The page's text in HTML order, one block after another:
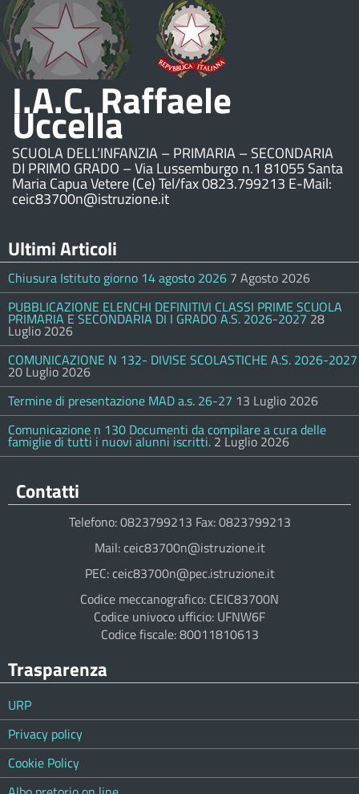
I.A.C. Raffaele
Uccella
SCUOLA DELL’INFANZIA – PRIMARIA – SECONDARIA
DI PRIMO GRADO – Via Lussemburgo n.1 81055 Santa
Maria Capua Vetere (Ce) Tel/fax 0823.799213 E-Mail:
ceic83700n@istruzione.it
Ultimi Articoli
Chiusura Istituto giorno 14 agosto 2026 7 Agosto 2026
PUBBLICAZIONE ELENCHI DEFINITIVI CLASSI PRIME SCUOLA
PRIMARIA E SECONDARIA DI I GRADO A.S. 2026-2027 28
Luglio 2026
COMUNICAZIONE N 132- DIVISE SCOLASTICHE A.S. 2026-2027
20 Luglio 2026
Termine di presentazione MAD a.s. 26-27 13 Luglio 2026
Comunicazione n 130 Documenti da compilare a cura delle
famiglie di tutti i nuovi alunni iscritti. 2 Luglio 2026
Contatti
Telefono: 0823799213 Fax: 0823799213
Mail: ceic83700n@istruzione.it
PEC: ceic83700n@pec.istruzione.it
Codice meccanografico: CEIC83700N
Codice univoco ufficio: UFNW6F
Codice fiscale: 80011810613
Trasparenza
URP
Privacy policy
Cookie Policy